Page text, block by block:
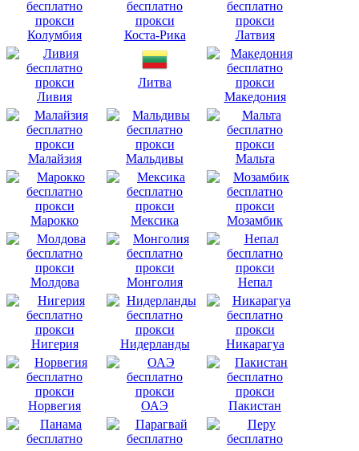
Колумбия Коста-Рика Латвия
Ливия
Литва
Македония
Малайзия Мальдивы Мальта
Марокко Мексика Мозамбик
Молдова Монголия Непал
Нигерия Нидерланды Никарагуа
Норвегия ОАЭ Пакистан